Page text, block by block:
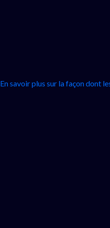
En savoir plus sur la façon dont